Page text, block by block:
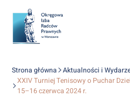
Strona główna
Aktualności i
XXIV Turniej Tenisowy o Puchar
15–16 czerwca 2024 r.